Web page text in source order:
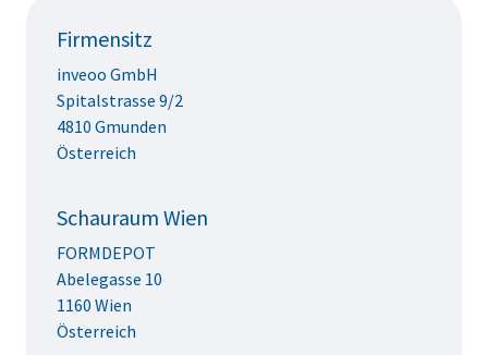
Firmensitz
inveoo GmbH
Spitalstrasse 9/2
4810 Gmunden
Österreich
Schauraum Wien
FORMDEPOT
Abelegasse 10
1160 Wien
Österreich